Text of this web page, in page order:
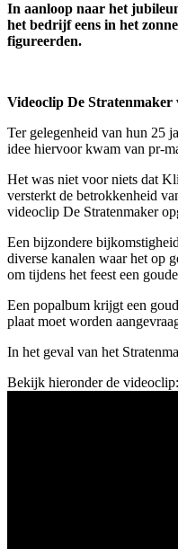
In aanloop naar het
het bedrijf eens in het
figureerden.
Videoclip De Stratenmaker
Ter gelegenheid van hun 25
idee hiervoor kwam van pr-
Het was niet voor niets dat
versterkt de betrokkenheid
videoclip De Stratenmaker
Een bijzondere
diverse kanalen waar het op
om tijdens het feest een
Een popalbum krijgt een
plaat moet worden
In het geval van het
Bekijk hieronder de videoclip: